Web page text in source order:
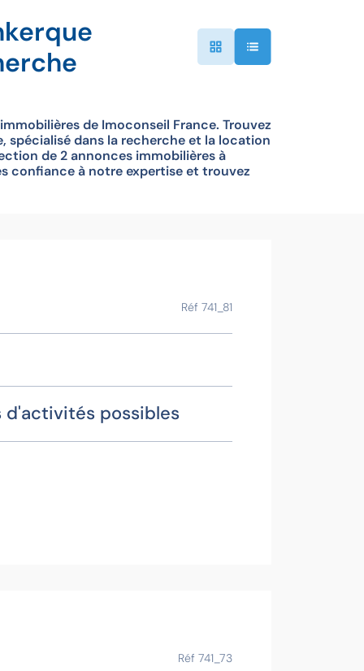
de Imoconseil France. Trouvez
spécialisé dans la recherche et la location
de 2 annonces immobilières à
confiance à notre expertise et trouvez
Réf 741_81
possibles
Réf 741_73